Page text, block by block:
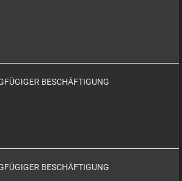
BESCHÄFTIGUNG
BESCHÄFTIGUNG